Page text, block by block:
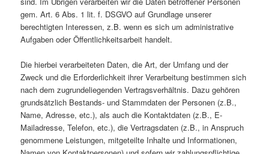
gem. Art. 6 Abs. 1 lit. f. DSGVO auf Grundlage unserer
berechtigten Interessen, z.B. wenn es sich um administrative
Aufgaben oder Öffentlichkeitsarbeit handelt.
Die hierbei verarbeiteten Daten, die Art, der Umfang und der
Zweck und die Erforderlichkeit ihrer Verarbeitung bestimmen sich
nach dem zugrundeliegenden Vertragsverhältnis. Dazu gehören
grundsätzlich Bestands- und Stammdaten der Personen (z.B.,
Name, Adresse, etc.), als auch die Kontaktdaten (z.B., E-
Mailadresse, Telefon, etc.), die Vertragsdaten (z.B., in Anspruch
genommene Leistungen, mitgeteilte Inhalte und Informationen,